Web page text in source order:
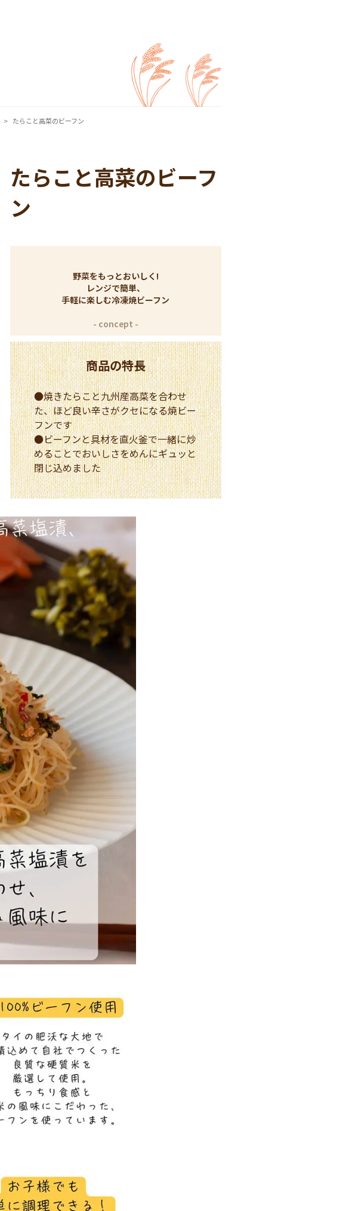
たらこと高菜のビーフン
たらこと高菜のビーフ
ン
野菜をもっとおいしく!
レンジで簡単、
手軽に楽しむ冷凍焼ビーフン
商品の特長
●焼きたらこと九州産高菜を合わせ
た、ほど良い辛さがクセになる焼ビー
フンです
●ビーフンと具材を直火釜で一緒に炒
めることでおいしさをめんにギュッと
閉じ込めました